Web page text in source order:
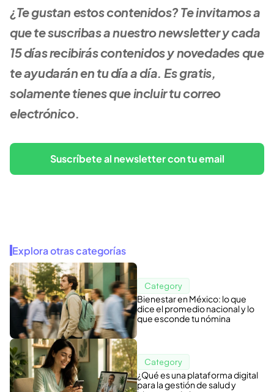
¿Te gustan estos contenidos? Te invitamos a
que te suscribas a nuestro newsletter y cada
15 días recibirás contenidos y novedades que
te ayudarán en tu día a día. Es gratis,
solamente tienes que incluir tu correo
electrónico.
Suscríbete al newsletter con tu email
Explora otras categorías
Category
Bienestar en México: lo que
dice el promedio nacional y lo
que esconde tu nómina
Category
¿Qué es una plataforma digital
para la gestión de salud y